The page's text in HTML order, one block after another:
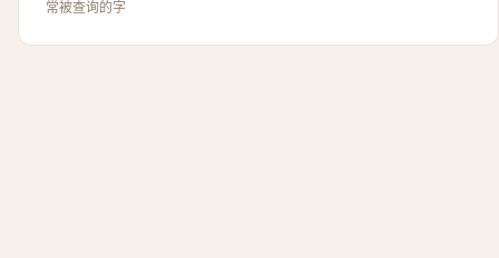
常被查询的字